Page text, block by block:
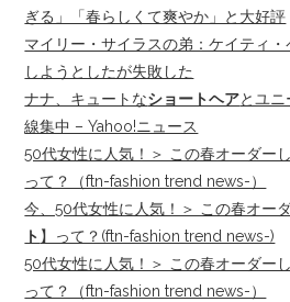
ぎる」「春らしくて爽やか」と大好評
マイリー・サイラスの弟：ケイティ
しようとしたが失敗した
ナナ、キュートなショートヘアとユ
線集中 – Yahoo!ニュース
50代女性に人気！＞ この春オーダー
って？（ftn-fashion trend news-）
今、50代女性に人気！＞ この春オー
ト 】って？(ftn-fashion trend news-)
50代女性に人気！＞ この春オーダー
って？（ftn-fashion trend news-）